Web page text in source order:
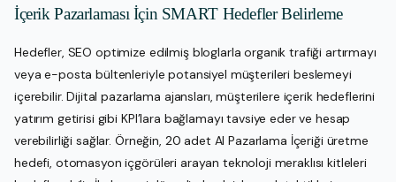
İçerik Pazarlaması İçin SMART Hedefler Belirleme
Hedefler, SEO optimize edilmiş bloglarla organik trafiği artırmayı
veya e-posta bültenleriyle potansiyel müşterileri beslemeyi
içerebilir. Dijital pazarlama ajansları, müşterilere içerik hedeflerini
yatırım getirisi gibi KPI’lara bağlamayı tavsiye eder ve hesap
verebilirliği sağlar. Örneğin, 20 adet AI Pazarlama İçeriği üretme
hedefi, otomasyon içgörüleri arayan teknoloji meraklısı kitleleri